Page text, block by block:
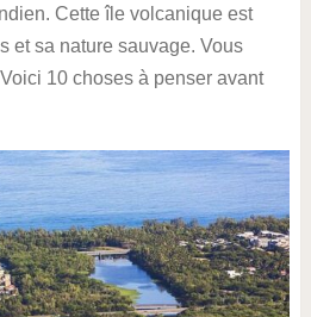
Cette île volcanique est
et sa nature sauvage. Vous
10 choses à penser avant